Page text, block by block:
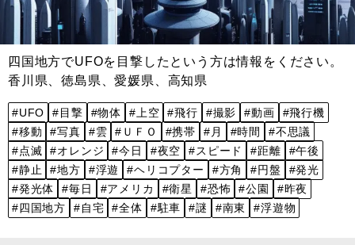
四国地方でUFOを目撃したという方は情報をください。
香川県、徳島県、愛媛県、高知県
#UFO #目撃 #物体 #上空 #飛行 #撮影 #動画
#飛行機
#移動
#写真 #雲 #ＵＦＯ #携帯 #月 #時間
#不思議
#点滅
#オレンジ #今日 #夜空 #スピード #距離
#午後
#静止
#地方 #浮遊 #ヘリコプター #方角 #円盤
#発光
#発光体
#毎日 #アメリカ #衛星 #恐怖 #公園
#昨夜
#四国地方
#自宅 #全体 #駐車 #謎 #南東 #浮遊物